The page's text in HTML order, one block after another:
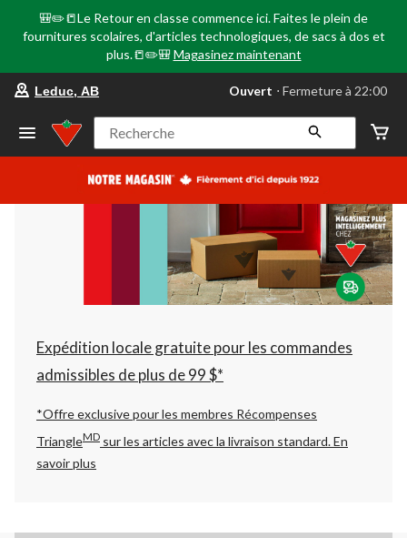
🎒✏️📒Le Retour en classe commence ici. Faites le plein de
fournitures scolaires, d'articles technologiques, de sacs à dos et
plus.📒✏️🎒 Magasinez maintenant
votre
préféré
Leduc,
AB,
courament
Fermeture
à
22:00
cliquer
pour
changer
Leduc, AB Ouvert ⋅ Fermeture à 22:00
Recherche
Expédition locale gratuite pour les commandes
admissibles de plus de 99 $*
*Offre exclusive pour les membres Récompenses
TriangleMD sur les articles avec la livraison standard.En
savoir plus